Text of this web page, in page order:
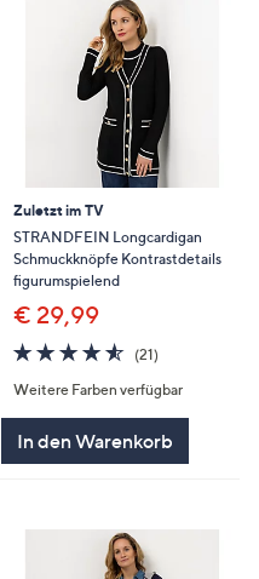
Zuletzt im TV
STRANDFEIN Longcardigan
Schmuckknöpfe Kontrastdetails
figurumspielend
€ 29,99
4.5
von
5
(21)21
Weitere Farben verfügbar
In den Warenkorb